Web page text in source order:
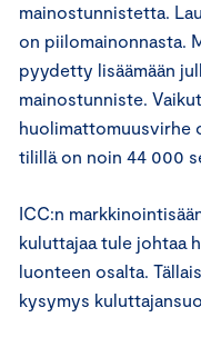
mainostunnistetta.
on piilomainonnasta.
pyydetty lisäämään
mainostunniste.
huolimattomuusvirhe
tilillä on noin 44 000
ICC:n
kuluttajaa tule johtaa
luonteen osalta.
kysymys